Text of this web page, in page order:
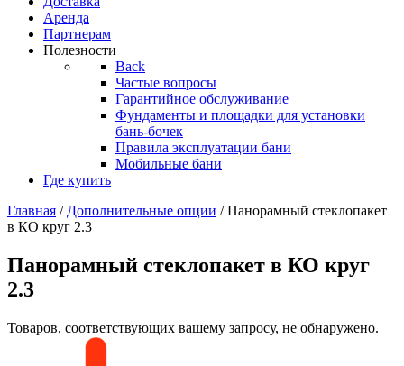
Аренда
Партнерам
Полезности
Back
Частые вопросы
Гарантийное обслуживание
Фундаменты и площадки для установки
бань-бочек
Правила эксплуатации бани
Мобильные бани
Где купить
Главная / Дополнительные опции / Панорамный стеклопакет
в КО круг 2.3
Панорамный стеклопакет в КО круг
2.3
Товаров, соответствующих вашему запросу, не обнаружено.